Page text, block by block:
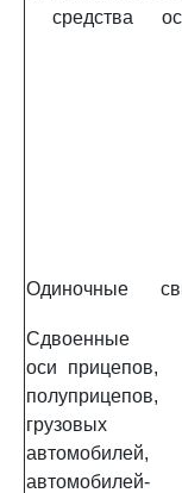
средства
Одиночные
Сдвоенные
оси прицепов,
полуприцепов,
грузовых
автомобилей,
автомобилей-